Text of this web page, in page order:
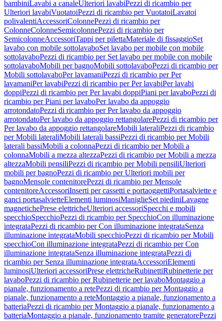
bambiniLavabi a canaleUlteriori lavabiPezzi di ricambio per
Ulteriori lavabiVuotatoiPezzi di ricambio per VuotatoiLavatoi
polivalentiAccessoriColonnePezzi di ricambio per
ColonneColonneSemicolonnePezzi di ricambio per
SemicolonneAccessoriTappi per pilettaMateriale di fissaggioSet
lavabo con mobile sottolavaboSet lavabo per mobile con mobile
sottolavaboPezzi di ricambio per Set lavabo per mobile con mobile
sottolavaboMobili per bagnoMobili sottolavaboPezzi di ricambio per
Mobili sottolavaboPer lavamaniPezzi di ricambio per Per
lavamaniPer lavabiPezzi di ricambio per Per lavabiPer lavabi
doppiPezzi di ricambio per Per lavabi doppiPiani per lavaboPezzi di
ricambio per Piani per lavaboPer lavabo da appoggio
arrotondatoPezzi di ricambio per Per lavabo da appoggio
arrotondatoPer lavabo da appoggio rettangolarePezzi di ricambio per
Per lavabo da appoggio rettangolareMobili lateraliPezzi di ricambio
per Mobili lateraliMobili laterali bassiPezzi di ricambio per Mobili
laterali bassiMobili a colonnaPezzi di ricambio per Mobili a
colonnaMobili a mezza altezzaPezzi di ricambio per Mobili a mezza
altezzaMobili pensiliPezzi di ricambio per Mobili pensiliUlteriori
mobili per bagnoPezzi di ricambio per Ulteriori mobili per
bagnoMensole contenitorePezzi di ricambio per Mensole
contenitoreAccessoriInserti per cassetti e portaoggettiPortasalviette e
ganci portasalvietteElementi luminosiManiglieSet piediniLavagne
magnetichePrese elettricheUlteriori accessoriSpecchi e mobili
specchioSpecchioPezzi di ricambio per SpecchioCon illuminazione
integrataPezzi di ricambio per Con illuminazione integrataSenza
illuminazione integrataMobili specchioPezzi di ricambio per Mobili
specchioCon illuminazione integrataPezzi di ricambio per Con
illuminazione integrataSenza illuminazione integrataPezzi di
ricambio per Senza illuminazione integrataAccessoriElementi
luminosiUlteriori accessoriPrese elettricheRubinettiRubinetterie per
lavaboPezzi di ricambio per Rubinetterie per lavaboMontaggio a
pianale, funzionamento a retePezzi di ricambio per Montaggio a
pianale, funzionamento a reteMontaggio a pianale, funzionamento a
batteriaPezzi di ricambio per Montaggio a pianale, funzionamento a
batteriaMontaggio a pianale, funzionamento tramite generatorePezzi